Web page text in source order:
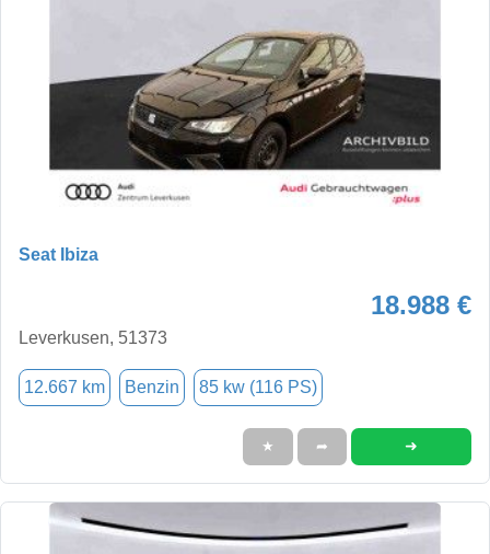
Seat Ibiza
18.988 €
Leverkusen, 51373
12.667 km Benzin 85 kw (116 PS)
★ ➦ ➜